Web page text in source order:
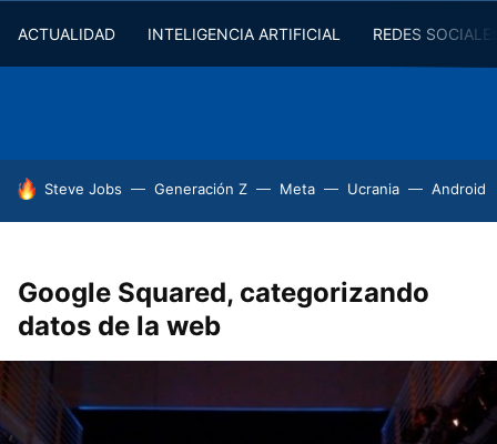
ACTUALIDAD INTELIGENCIA ARTIFICIAL REDES
HOY SE HABLA DE
Steve Jobs Generación Z Meta Ucrania Android
Google Squared, categorizando
datos de la web